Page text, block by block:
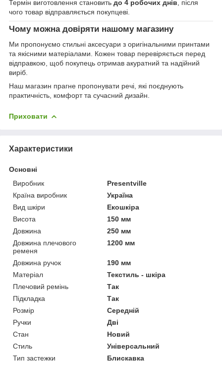
Термін виготовлення становить до 4 робочих днів , після
чого товар відправляється покупцеві.
Чому можна довіряти нашому магазину
Ми пропонуємо стильні аксесуари з оригінальними принтами
та якісними матеріалами. Кожен товар перевіряється перед
відправкою, щоб покупець отримав акуратний та надійний
виріб.
Наш магазин прагне пропонувати речі, які поєднують
практичність, комфорт та сучасний дизайн.
Приховати
Характеристики
Основні
Виробник
Presentville
Країна виробник
Україна
Вид шкіри
Екошкіра
Висота
150 мм
Довжина
250 мм
Довжина плечового
ременя
1200 мм
Довжина ручок
190 мм
Матеріал
Текстиль - шкіра
Плечовий ремінь
Так
Підкладка
Так
Розмір
Середній
Ручки
Дві
Стан
Новий
Стиль
Універсальний
Тип застежки
Блискавка